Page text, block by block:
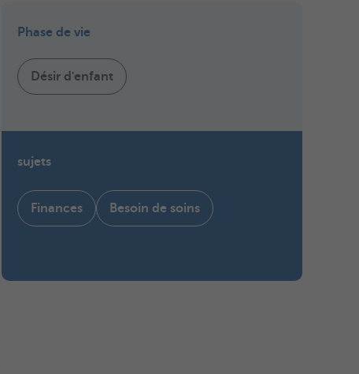
Phase de vie
Désir d'enfant
sujets
Finances Besoin de soins